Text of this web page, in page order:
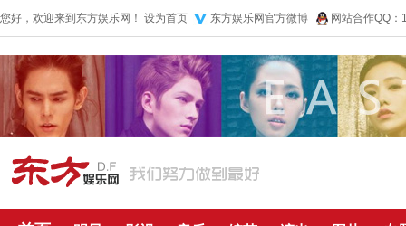
您好，欢迎来到东方娱乐网！ 设为首页 东方娱乐网官方微博 网站合作QQ